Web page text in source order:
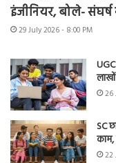
इंजीनियर, बोले-
29 July 2026 - 8:00 PM
26
SC
22